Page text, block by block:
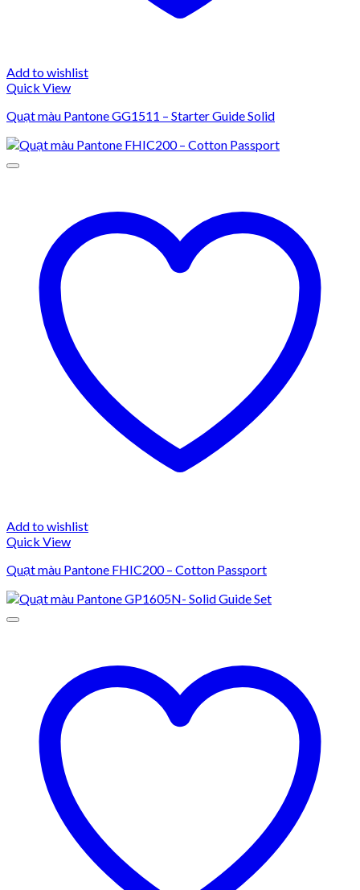
Add to wishlist
Quick View
Quạt màu Pantone GG1511 – Starter Guide Solid
Add to wishlist
Quick View
Quạt màu Pantone FHIC200 – Cotton Passport